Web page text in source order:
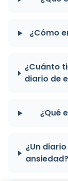
¿Cómo
¿Cuánto
diario de
¿Qué
¿Un
ansiedad?